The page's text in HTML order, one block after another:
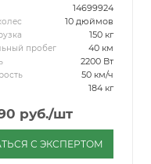
14699924
10 дюймов
150 кг
пробег 40 км
2200 Вт
50 км/ч
184 кг
руб./шт
С ЭКСПЕРТОМ